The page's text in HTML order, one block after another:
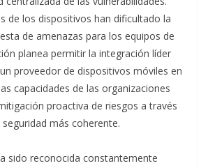
de los dispositivos han dificultado la
de amenazas para los equipos de
planea permitir la integración líder
proveedor de dispositivos móviles en
capacidades de las organizaciones
proactiva de riesgos a través
más coherente.
sido reconocida constantemente